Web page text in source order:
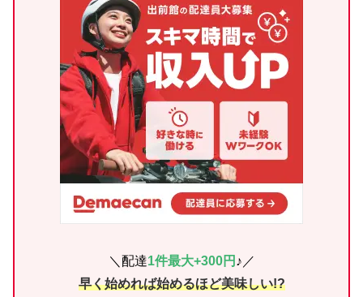
＼配達1件最大+300円 ♪／
早く始めれば始めるほど美味しい!?